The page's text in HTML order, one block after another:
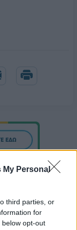
My Personal
third parties, or
for
opt-out